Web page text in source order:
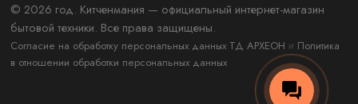
© 2026 год. Китченмания — официальный интернет-магазин
бытовой техники. Все права защищены.
Согласие на обработку персональных данных ТД АРХЕОН и Политика
в отношении обработки персональных данных